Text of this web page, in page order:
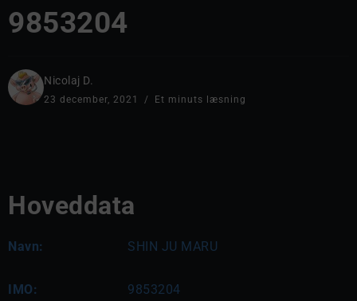
9853204
Nicolaj D.
23 december, 2021 Et minuts læsning
Hoveddata
Navn: SHIN JU MARU
IMO: 9853204